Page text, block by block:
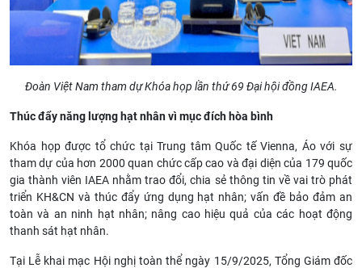
Đoàn Việt Nam tham dự Khóa họp lần thứ 69 Đại hội đồng IAEA.
Thúc đẩy năng lượng hạt nhân vì mục đích hòa bình
Khóa họp được tổ chức tại Trung tâm Quốc tế Vienna, Áo với sự
tham dự của hơn 2000 quan chức cấp cao và đại diện của 179 quốc
gia thành viên IAEA nhằm trao đổi, chia sẻ thông tin về vai trò phát
triển KH&CN và thúc đẩy ứng dụng hạt nhân; vấn đề bảo đảm an
toàn và an ninh hạt nhân; nâng cao hiệu quả của các hoạt động
thanh sát hạt nhân.
Tại Lễ khai mạc Hội nghị toàn thể ngày 15/9/2025, Tổng Giám đốc